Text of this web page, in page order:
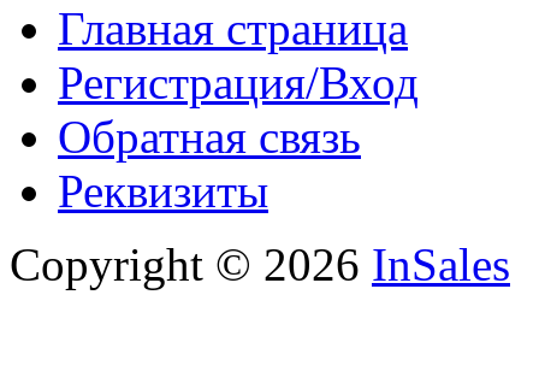
Главная страница
Регистрация/Вход
Обратная связь
Реквизиты
Copyright © 2026 InSales